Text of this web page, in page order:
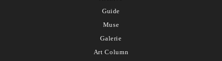
Guide
Muse
Galerie
Art Column